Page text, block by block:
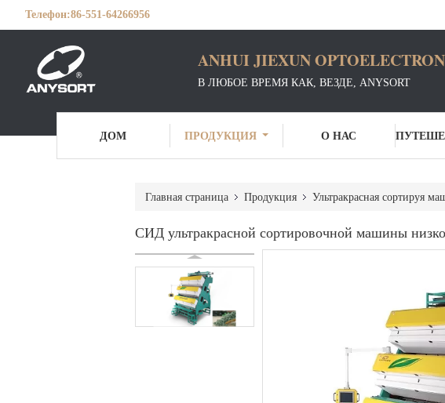
Телефон:86-551-64266956
ANHUI JIEXUN
В ЛЮБОЕ ВРЕМЯ КАК, ВЕЗДЕ, ANYSORT
ДОМ ПРОДУКЦИЯ О НАС
Главная страница Продукция Ультракрасная сортируя
СИД ультракрасной сортировочной машины